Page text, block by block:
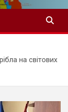
на світових